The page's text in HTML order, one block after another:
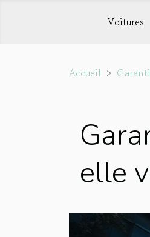
Voitures
Accueil
elle